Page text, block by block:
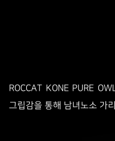
ROCCAT KONE PURE
그립감을 통해 남녀노소 가